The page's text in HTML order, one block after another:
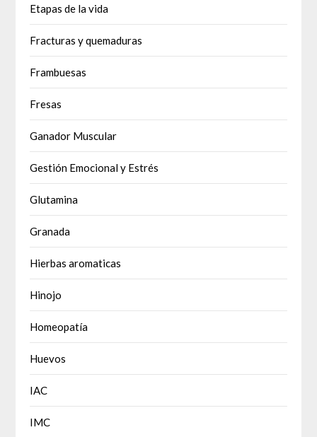
Etapas de la vida
Fracturas y quemaduras
Frambuesas
Fresas
Ganador Muscular
Gestión Emocional y Estrés
Glutamina
Granada
Hierbas aromaticas
Hinojo
Homeopatía
Huevos
IAC
IMC